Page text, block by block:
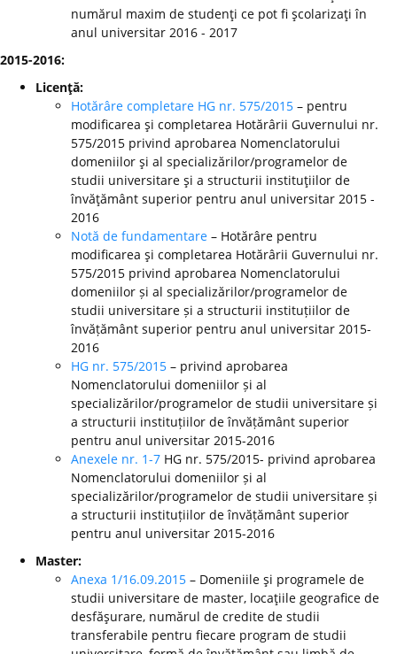
numărul maxim de studenţi ce pot fi şcolarizaţi în
anul universitar 2016 - 2017
2015-2016:
Licenţă:
Hotărâre completare HG nr. 575/2015 – pentru
modificarea şi completarea Hotărârii Guvernului nr.
575/2015 privind aprobarea Nomenclatorului
domeniilor şi al specializărilor/programelor de
studii universitare şi a structurii instituţiilor de
învăţământ superior pentru anul universitar 2015 -
2016
Notă de fundamentare – Hotărâre pentru
modificarea şi completarea Hotărârii Guvernului nr.
575/2015 privind aprobarea Nomenclatorului
domeniilor și al specializărilor/programelor de
studii universitare și a structurii instituțiilor de
învățământ superior pentru anul universitar 2015-
2016
HG nr. 575/2015 – privind aprobarea
Nomenclatorului domeniilor și al
specializărilor/programelor de studii universitare și
a structurii instituțiilor de învățământ superior
pentru anul universitar 2015-2016
Anexele nr. 1-7 HG nr. 575/2015- privind aprobarea
Nomenclatorului domeniilor și al
specializărilor/programelor de studii universitare și
a structurii instituțiilor de învățământ superior
pentru anul universitar 2015-2016
Master:
Anexa 1/16.09.2015 – Domeniile şi programele de
studii universitare de master, locaţiile geografice de
desfăşurare, numărul de credite de studii
transferabile pentru fiecare program de studii